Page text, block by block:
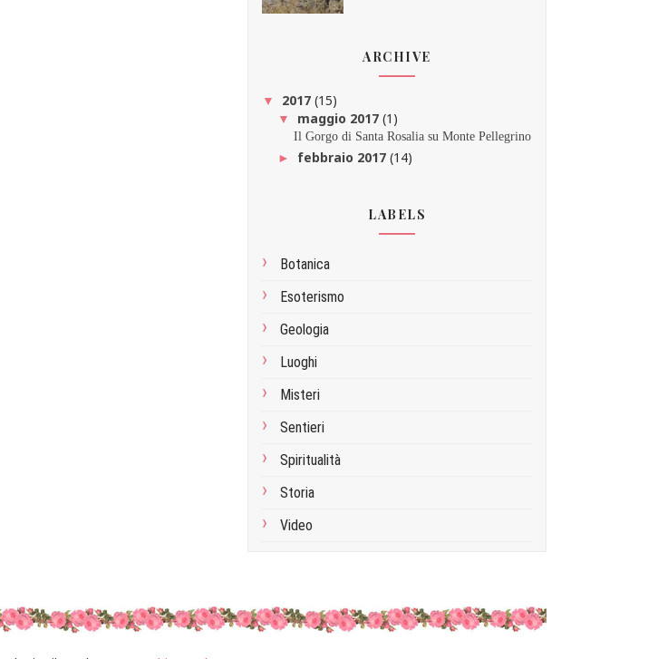
ARCHIVE
▼ 2017 (15)
▼ maggio 2017 (1)
Il Gorgo di Santa Rosalia su Monte Pellegrino
► febbraio 2017 (14)
LABELS
Botanica
Esoterismo
Geologia
Luoghi
Misteri
Sentieri
Spiritualità
Storia
Video